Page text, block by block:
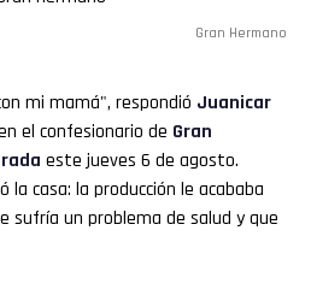
Gran Hermano
mi mamá", respondió Juanicar
el confesionario de Gran
este jueves 6 de agosto.
la casa: la producción le acababa
sufría un problema de salud y que